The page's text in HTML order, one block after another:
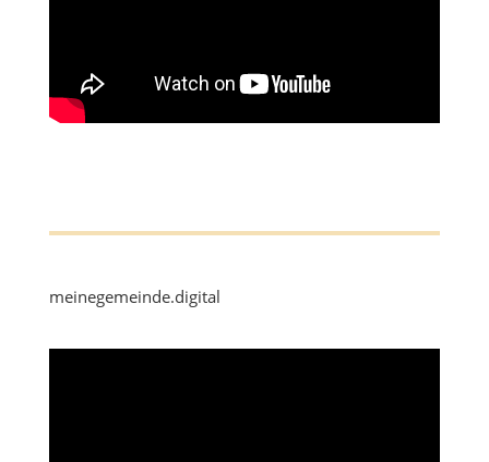
meinegemeinde.digital